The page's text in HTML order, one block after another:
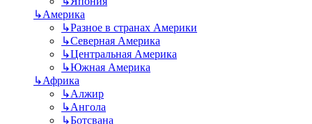
↳Америка
↳Разное в странах Америки
↳Северная Америка
↳Центральная Америка
↳Южная Америка
↳Африка
↳Алжир
↳Ангола
↳Ботсвана